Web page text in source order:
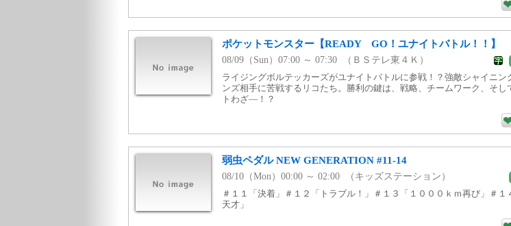
ポケットモンスター【READY GO！ユナイトバトル！！】
08/09（Sun）07:00 ～ 07:30 （ＢＳテレ東４Ｋ）
ライジングボルテッカーズがユナイトバトルに参戦！？強敵シャイニン
ンズ相手に苦戦するリコたち。勝利の鍵は、戦略、チームワーク、そし
トわざ—！？
弱虫ペダル NEW GENERATION #11-14
08/10（Mon）00:00 ～ 02:00 （キッズステーション）
＃１１「決着」＃１２「トラブル！」＃１３「１０００ｋｍ再び」＃１
天才」